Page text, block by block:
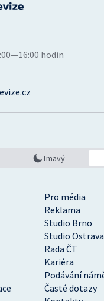
Pro média
Reklama
Studio Brno
Studio Ostrava
Rada ČT
Kariéra
Podávání
Časté dotazy
hodin
Tmavý